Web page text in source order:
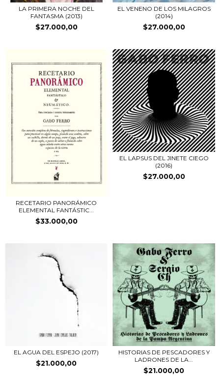
LA PRIMERA NOCHE DEL
FANTASMA (2013)
$27.000,00
EL VENENO DE LOS MILAGROS
(2014)
$27.000,00
RECETARIO PANORÁMICO
ELEMENTAL FANTÁSTIC...
$33.000,00
EL LAPSUS DEL JINETE CIEGO
(2016)
$27.000,00
EL AGUA DEL ESPEJO (2017)
$21.000,00
HISTORIAS DE PESCADORES Y
LADRONES DE LA...
$21.000,00